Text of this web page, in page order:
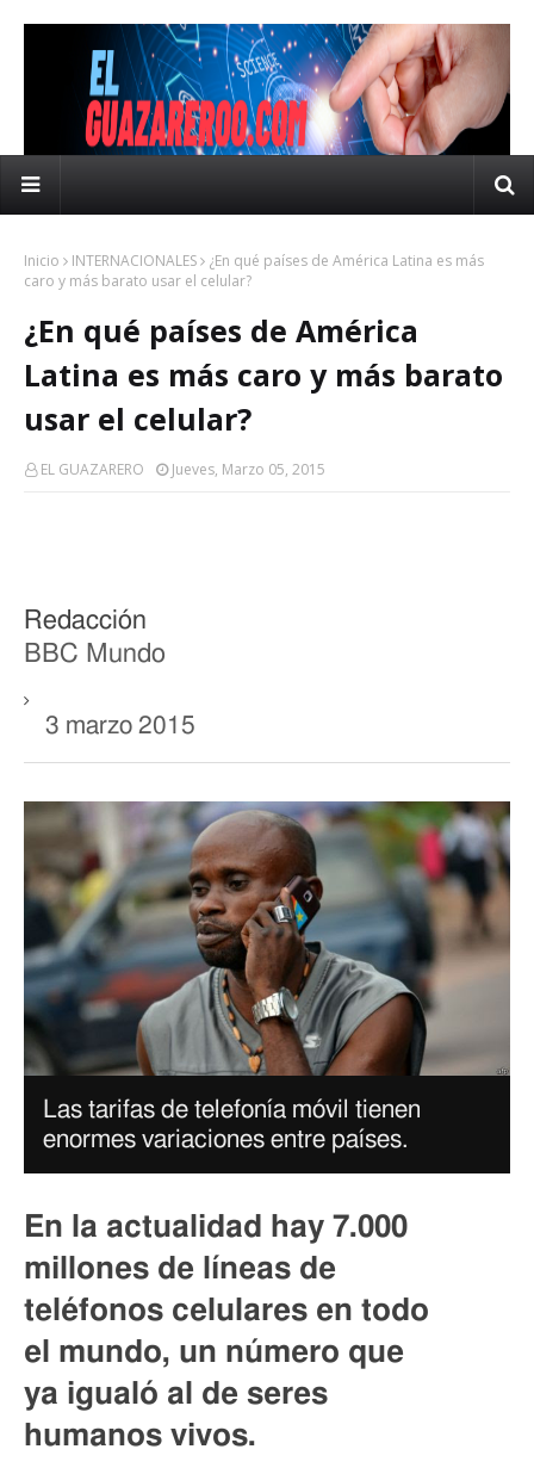
Inicio INTERNACIONALES
¿En qué países de América Latina es más
caro y más barato usar el celular?
¿En qué países de América
Latina es más caro y más barato
usar el celular?
EL GUAZARERO Jueves, Marzo 05, 2015
Redacción
BBC Mundo
3 marzo 2015
Las tarifas de telefonía móvil tienen
enormes variaciones entre países.
En la actualidad hay 7.000
millones de líneas de
teléfonos celulares en todo
el mundo, un número que
ya igualó al de seres
humanos vivos.